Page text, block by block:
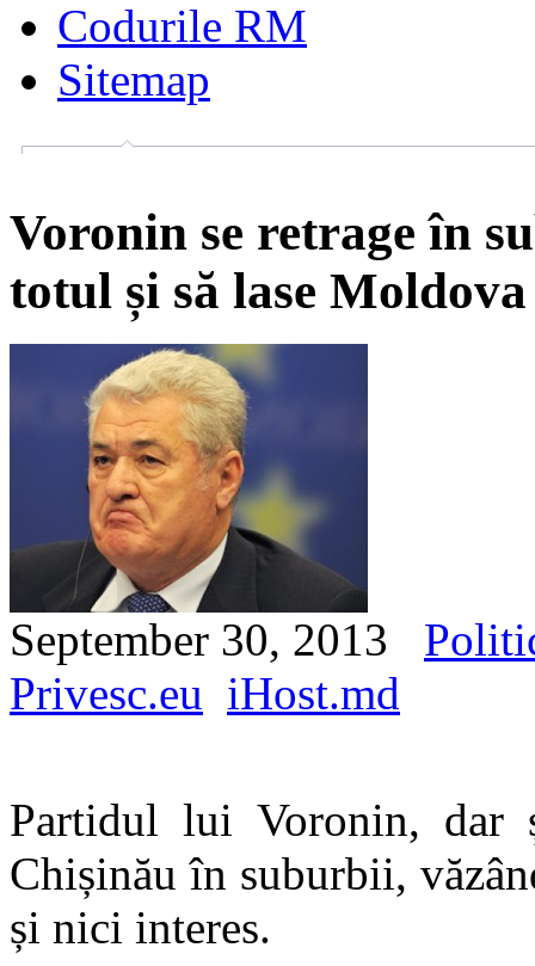
Codurile RM
Sitemap
Voronin se retrage în
totul și să lase
September 30, 2013
Privesc.eu iHost.md
Partidul lui Voronin, dar
Chișinău în suburbii,
și nici interes.